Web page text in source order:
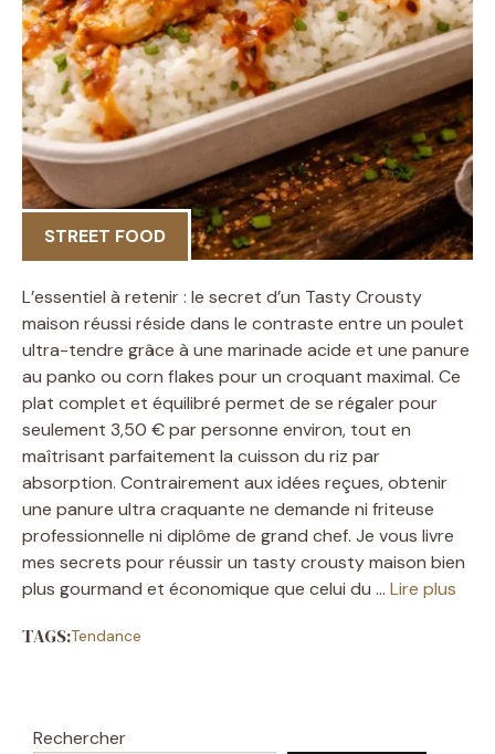
STREET FOOD
L’essentiel à retenir : le secret d’un Tasty Crousty
maison réussi réside dans le contraste entre un poulet
ultra-tendre grâce à une marinade acide et une panure
au panko ou corn flakes pour un croquant maximal. Ce
plat complet et équilibré permet de se régaler pour
seulement 3,50 € par personne environ, tout en
maîtrisant parfaitement la cuisson du riz par
absorption. Contrairement aux idées reçues, obtenir
une panure ultra craquante ne demande ni friteuse
professionnelle ni diplôme de grand chef. Je vous livre
mes secrets pour réussir un tasty crousty maison bien
plus gourmand et économique que celui du … Lire plus
TAGS:Tendance
Rechercher